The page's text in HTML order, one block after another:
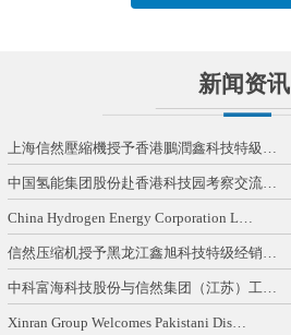
新闻资讯
上海信然壓縮機授予香港鵬潤鑫科技特級…
中国氢能集团股份赴香港科技园考察交流…
China Hydrogen Energy Corporation L…
信然压缩机授予黑龙江鑫旭科技特级经销…
中科富海科技股份与信然集团（江苏）工…
Xinran Group Welcomes Pakistani Dis…